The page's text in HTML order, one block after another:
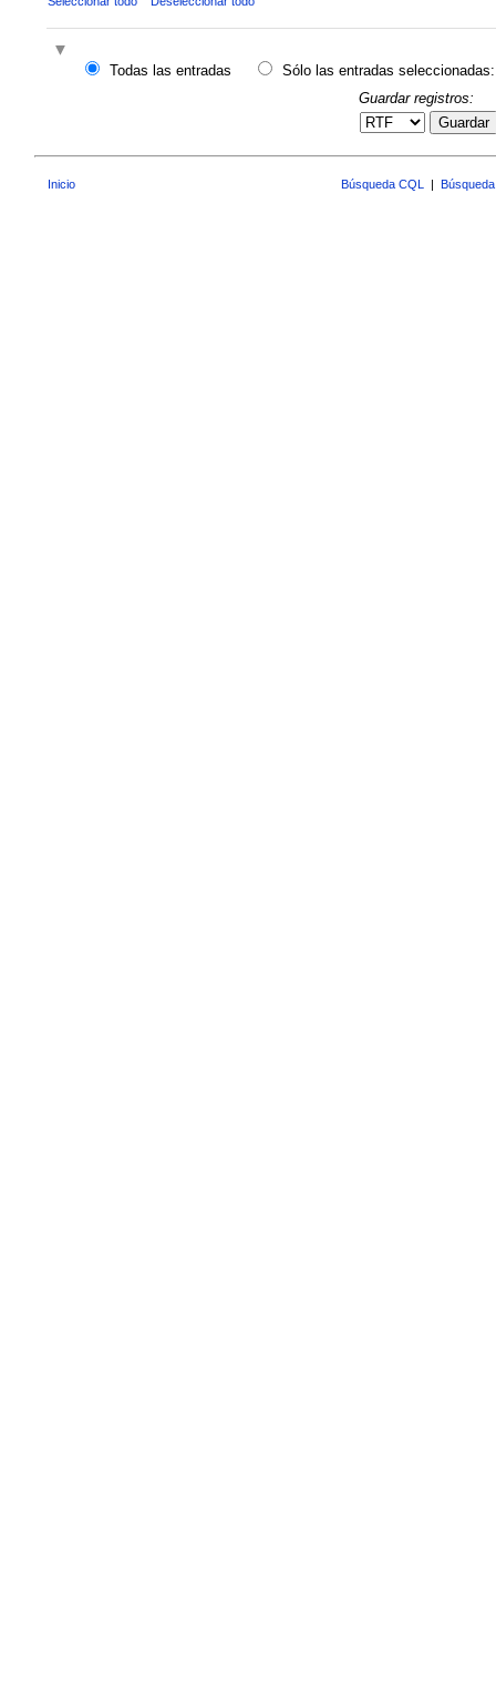
Todas las entradas
Sólo las entradas seleccionadas:
Guardar registros:
Guardar
Inicio Búsqueda CQL